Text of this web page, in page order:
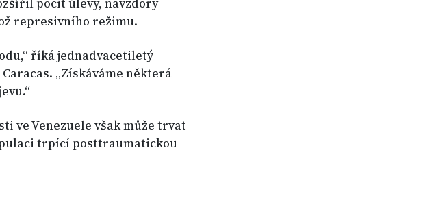
represivního režimu.
říká jednadvacetiletý
„Získáváme některá
ve Venezuele však může trvat
trpící posttraumatickou